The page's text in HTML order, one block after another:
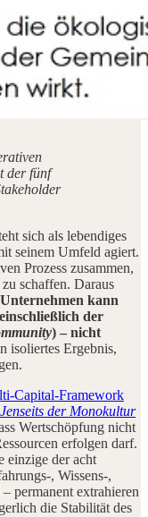
der fünf
sich als lebendiges
seinem Umfeld agiert.
Prozess zusammen,
schaffen. Daraus
kann
der
) – nicht
isoliertes Ergebnis,
Capital-Framework
„Jenseits der Monokultur
Wertschöpfung nicht
erfolgen darf.
einzige der acht
, Wissens-,
permanent extrahieren
die Stabilität des